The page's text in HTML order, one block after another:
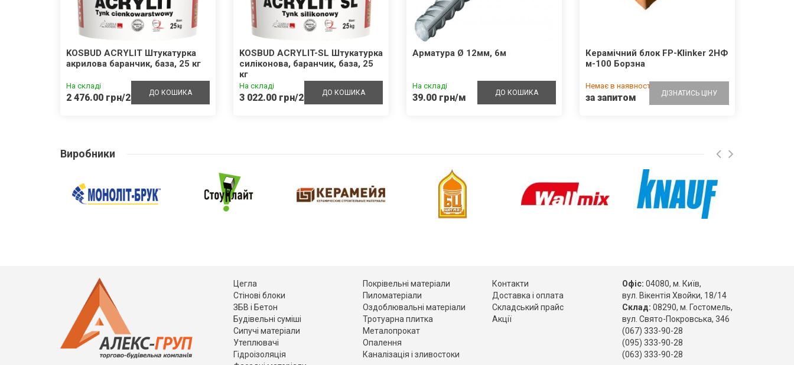
KOSBUD ACRYLIT Штукатурка
акрилова баранчик, база, 25 кг
На складі
2 476.00 грн/25кг ДО КОШИКА
KOSBUD ACRYLIT-SL Штукатурка
силіконова, баранчик, база, 25
кг
На складі
3 022.00 грн/25кг ДО КОШИКА
Арматура Ø 12мм, 6м
На складі
39.00 грн/м ДО КОШИКА
Керамічний блок FP-Klinker 2НФ
м-100 Борзна
Немає в наявності
за запитом ДІЗНАТИСЬ ЦІНУ
Виробники
Цегла
Стінові блоки
ЗБВ і Бетон
Будівельні суміші
Сипучі матеріали
Утеплювачі
Гідроізоляція
Покрівельні матеріали
Пиломатеріали
Оздоблювальні матеріали
Тротуарна плитка
Металопрокат
Опалення
Каналізація і зливостоки
Контакти
Доставка і оплата
Складський прайс
Акції
Офіс: 04080, м. Київ,
вул. Вікентія Хвойки, 18/14
Склад: 08290, м. Гостомель,
вул. Свято-Покровська, 346
(067) 333-90-28
(095) 333-90-28
(063) 333-90-28